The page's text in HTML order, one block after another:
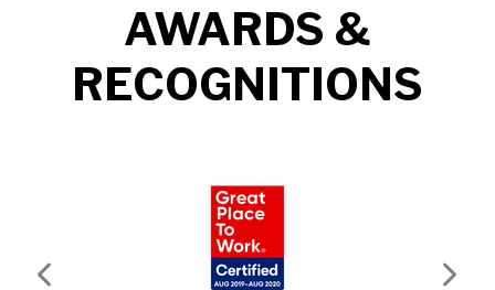
AWARDS &
RECOGNITIONS